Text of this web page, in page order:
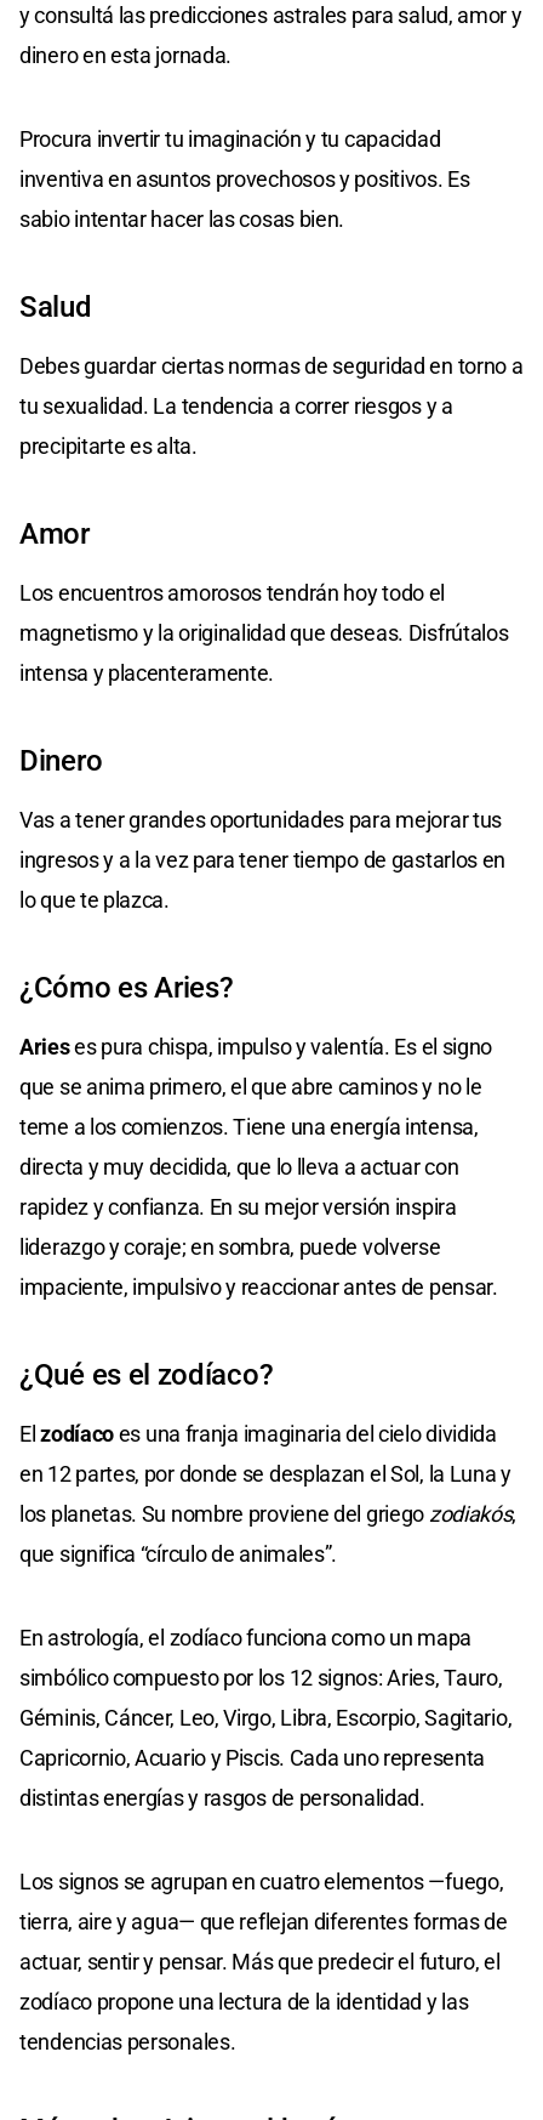
y consultá las predicciones astrales para salud, amor y
dinero en esta jornada.
Procura invertir tu imaginación y tu capacidad
inventiva en asuntos provechosos y positivos. Es
sabio intentar hacer las cosas bien.
Salud
Debes guardar ciertas normas de seguridad en torno a
tu sexualidad. La tendencia a correr riesgos y a
precipitarte es alta.
Amor
Los encuentros amorosos tendrán hoy todo el
magnetismo y la originalidad que deseas. Disfrútalos
intensa y placenteramente.
Dinero
Vas a tener grandes oportunidades para mejorar tus
ingresos y a la vez para tener tiempo de gastarlos en
lo que te plazca.
¿Cómo es Aries?
Arieses pura chispa, impulso y valentía. Es el signo
que se anima primero, el que abre caminos y no le
teme a los comienzos. Tiene una energía intensa,
directa y muy decidida, que lo lleva a actuar con
rapidez y confianza. En su mejor versión inspira
liderazgo y coraje; en sombra, puede volverse
impaciente, impulsivo y reaccionar antes de pensar.
¿Qué es el zodíaco?
Elzodíacoes una franja imaginaria del cielo dividida
en 12 partes, por donde se desplazan el Sol, la Luna y
los planetas. Su nombre proviene del griego zodiakós,
que significa “círculo de animales”.
En astrología, el zodíaco funciona como un mapa
simbólico compuesto por los 12 signos: Aries, Tauro,
Géminis, Cáncer, Leo, Virgo, Libra, Escorpio, Sagitario,
Capricornio, Acuario y Piscis. Cada uno representa
distintas energías y rasgos de personalidad.
Los signos se agrupan en cuatro elementos —fuego,
tierra, aire y agua— que reflejan diferentes formas de
actuar, sentir y pensar. Más que predecir el futuro, el
zodíaco propone una lectura de la identidad y las
tendencias personales.